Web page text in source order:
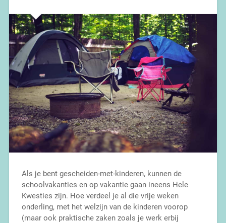
Als je bent gescheiden-met-kinderen, kunnen de
schoolvakanties en op vakantie gaan ineens Hele
Kwesties zijn. Hoe verdeel je al die vrije weken
onderling, met het welzijn van de kinderen voorop
(maar ook praktische zaken zoals je werk erbij